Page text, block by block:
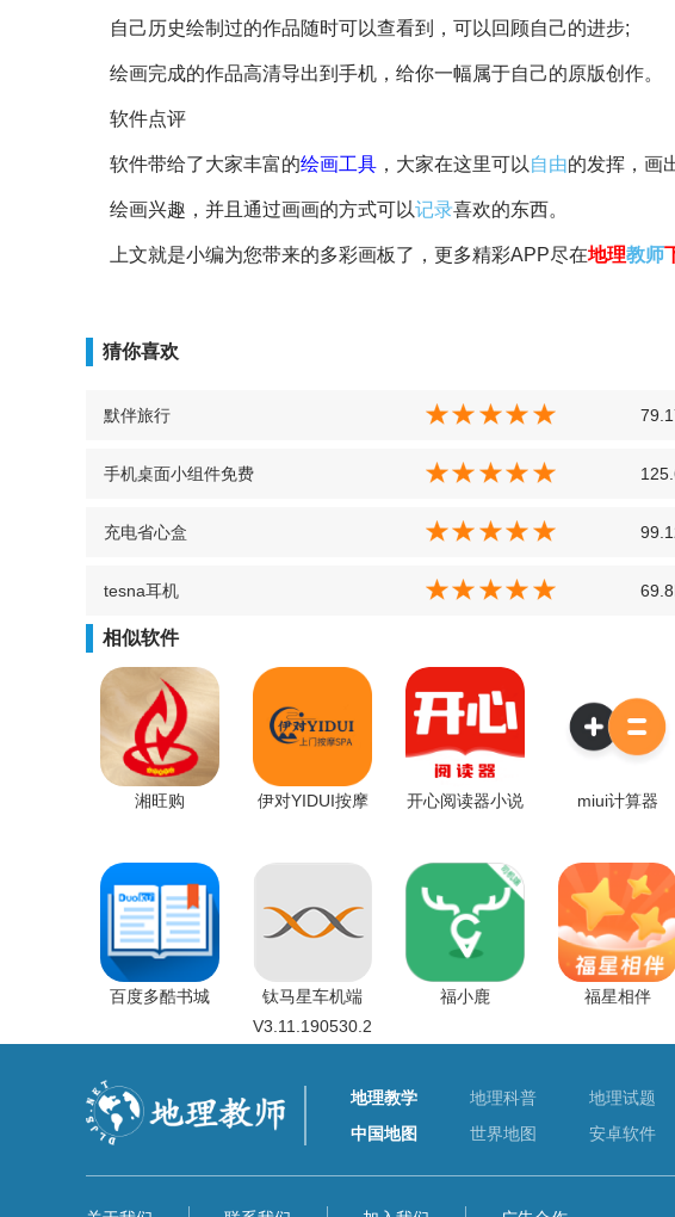
自己历史绘制过的作品随时可以查看到，可以回顾自己的进步;
绘画完成的作品高清导出到手机，给你一幅属于自己的原版创作。
软件点评
软件带给了大家丰富的绘画工具 ，大家在这里可以 自由的发挥，画
绘画兴趣，并且通过画画的方式可以记录喜欢的东西。
上文就是小编为您带来的多彩画板了，更多精彩APP尽在地理教师
猜你喜欢
默伴旅行
手机桌面小组件免费
充电省心盒
tesna耳机
相似软件
湘旺购 伊对YIDUI按摩 开心阅读器小说 miui计算器
百度多酷书城
钛马星车机端
V3.11.190530.2
福小鹿 福星相伴
地理教学 地理科普 地理试题
中国地图
世界地图 安卓软件